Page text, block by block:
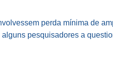
perda mínima de
pesquisadores a